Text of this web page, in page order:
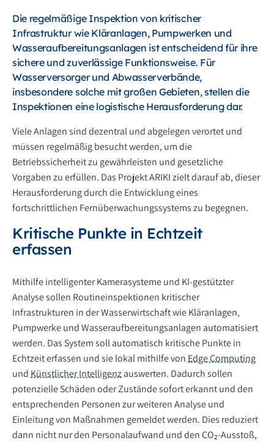
Die regelmäßige Inspektion von kritischer
Infrastruktur wie Kläranlagen, Pumpwerken und
Wasseraufbereitungsanlagen ist entscheidend für ihre
sichere und zuverlässige Funktionsweise. Für
Wasserversorger und Abwasserverbände,
insbesondere solche mit großen Gebieten, stellen die
Inspektionen eine logistische Herausforderung dar.
Viele Anlagen sind dezentral und abgelegen verortet und
müssen regelmäßig besucht werden, um die
Betriebssicherheit zu gewährleisten und gesetzliche
Vorgaben zu erfüllen. Das Projekt ARIKI zielt darauf ab, dieser
Herausforderung durch die Entwicklung eines
fortschrittlichen Fernüberwachungssystems zu begegnen.
Kritische Punkte in Echtzeit
erfassen
Mithilfe intelligenter Kamerasysteme und KI-gestützter
Analyse sollen Routineinspektionen kritischer
Infrastrukturen in der Wasserwirtschaft wie Kläranlagen,
Pumpwerke und Wasseraufbereitungsanlagen automatisiert
werden. Das System soll automatisch kritische Punkte in
Echtzeit erfassen und sie lokal mithilfe von Edge Computing
und Künstlicher Intelligenzauswerten. Dadurch sollen
potenzielle Schäden oder Zustände sofort erkannt und den
entsprechenden Personen zur weiteren Analyse und
Einleitung von Maßnahmen gemeldet werden. Dies reduziert
dann nicht nur den Personalaufwand und den CO₂-Ausstoß,